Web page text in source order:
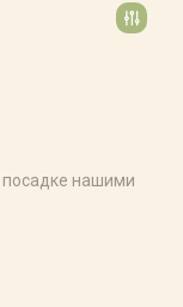
посадке нашими